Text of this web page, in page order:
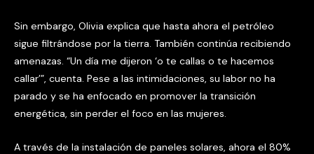
Sin embargo, Olivia explica que hasta ahora el petróleo
sigue filtrándose por la tierra. También continúa recibiendo
amenazas. “Un día me dijeron ‘o te callas o te hacemos
callar’”, cuenta. Pese a las intimidaciones, su labor no ha
parado y se ha enfocado en promover la transición
energética, sin perder el foco en las mujeres.
A través de la instalación de paneles solares, ahora el 80%